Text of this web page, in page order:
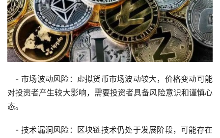
- 市场波动风险：虚拟货币市场波动较大，价格变动可能
对投资者产生较大影响，需要投资者具备风险意识和谨慎心
态。
- 技术漏洞风险：区块链技术仍处于发展阶段，可能存在